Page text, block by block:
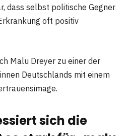
dass selbst politische Gegner
oft positiv
Malu Dreyer zu einer der
Deutschlands mit einem
sich die